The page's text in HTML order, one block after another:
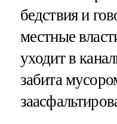
бедствия и
местные
уходит в
забита